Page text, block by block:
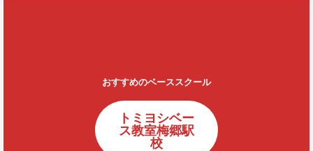
おすすめのベーススクール
トミヨシベー
ス教室梅郷駅
校